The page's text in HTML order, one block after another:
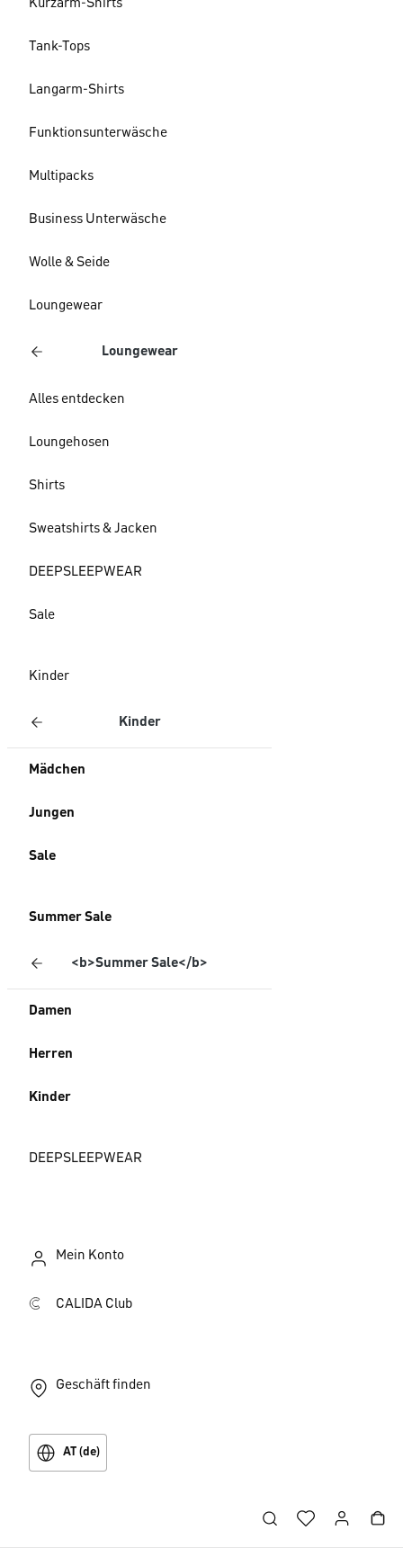
Kurzarm-Shirts
Tank-Tops
Langarm-Shirts
Funktionsunterwäsche
Multipacks
Business Unterwäsche
Wolle & Seide
Loungewear
Loungewear
Alles entdecken
Loungehosen
Shirts
Sweatshirts & Jacken
DEEPSLEEPWEAR
Sale
Kinder
Kinder
Mädchen
Jungen
Sale
Summer Sale
<b>Summer Sale</b>
Damen
Herren
Kinder
DEEPSLEEPWEAR
Mein Konto
CALIDA Club
Geschäft finden
AT (de)